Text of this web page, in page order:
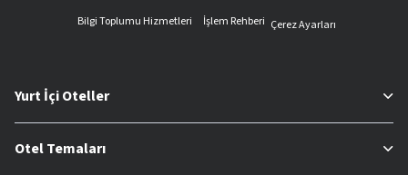
Bilgi Toplumu Hizmetleri
İşlem Rehberi Çerez Ayarları
Yurt İçi Oteller
Otel Temaları